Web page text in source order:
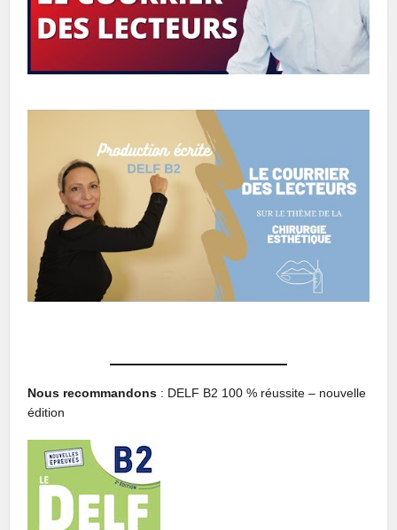
Nous recommandons : DELF B2 100 % réussite – nouvelle
édition